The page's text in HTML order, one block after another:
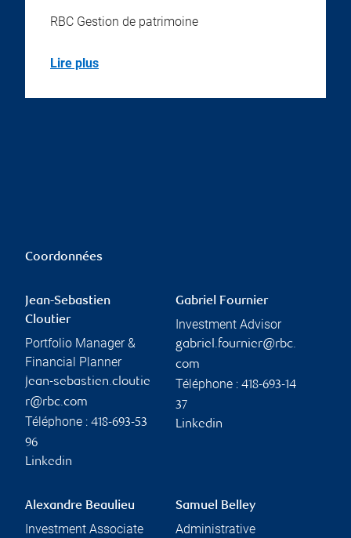
RBC Gestion de patrimoine
Lire plus
Coordonnées
Jean-Sebastien
Cloutier
Portfolio Manager &
Financial Planner
jean-sebastien.cloutie
r@rbc.com
Téléphone : 418-693-53
96
Linkedin
Gabriel Fournier
Investment Advisor
gabriel.fournier@rbc.
com
Téléphone : 418-693-14
37
Linkedin
Alexandre Beaulieu
Investment Associate
Samuel Belley
Administrative